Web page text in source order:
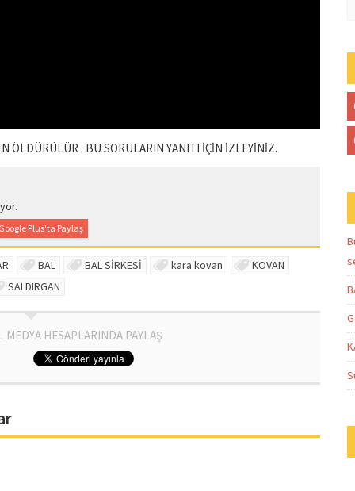
ÖLDÜRÜLÜR . BU SORULARIN YANITI İÇİN İZLEYİNİZ.
Google Plus'ta Paylaş
BAL BAL SİRKESİ kara kovan
KOVAN
SALDIRGAN
MEDYA HESAPLARINDA PAYLAŞ